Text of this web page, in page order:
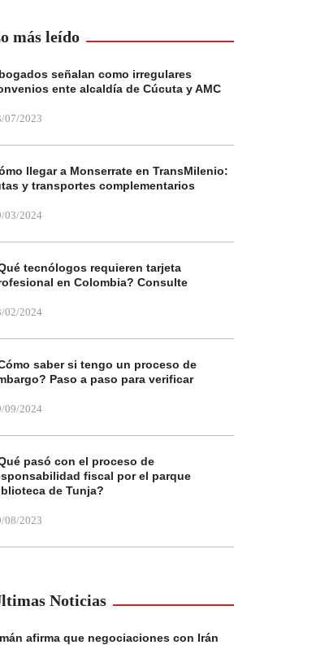
más leído
señalan como irregulares
ente alcaldía de Cúcuta y AMC
07/2023
llegar a Monserrate en TransMilenio:
y transportes complementarios
03/2024
tecnólogos requieren tarjeta
en Colombia? Consulte
02/2024
saber si tengo un proceso de
Paso a paso para verificar
09/2024
pasó con el proceso de
fiscal por el parque
de Tunja?
08/2023
Noticias
afirma que negociaciones con Irán